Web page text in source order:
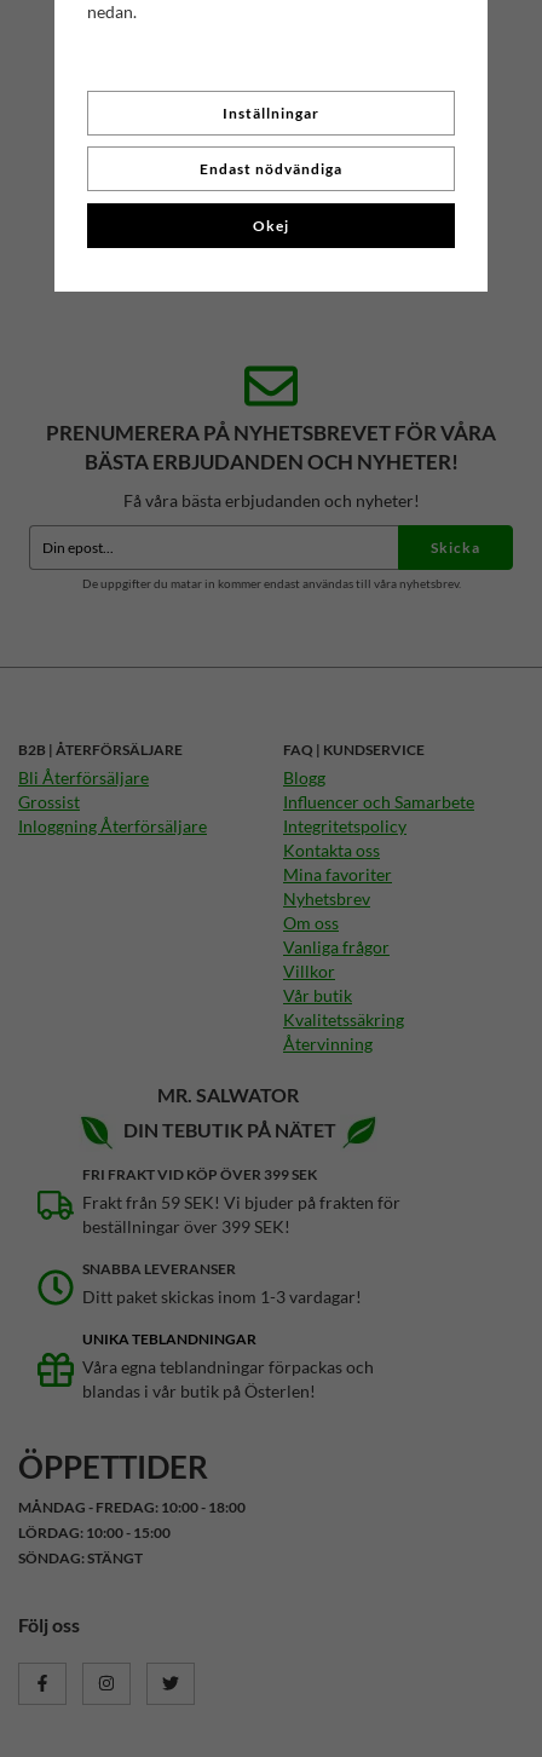
KONTAKTA OSS
Mr. Salwator - Simrishamns Tehandel
Organisationsnummer: 559112-6023
Butik: Storgatan 19, 272 31, Simrishamn
PRENUMERERA PÅ NYHETSBREVET FÖR VÅRA
BÄSTA ERBJUDANDEN OCH NYHETER!
Få våra bästa erbjudanden och nyheter!
Skicka
De uppgifter du matar in kommer endast användas till våra nyhetsbrev.
B2B | ÅTERFÖRSÄLJARE
Bli Återförsäljare
Grossist
Inloggning Återförsäljare
FAQ | KUNDSERVICE
Blogg
Influencer och Samarbete
Integritetspolicy
Kontakta oss
Mina favoriter
Nyhetsbrev
Om oss
Vanliga frågor
Villkor
Vår butik
Kvalitetssäkring
Återvinning
MR. SALWATOR
DIN TEBUTIK PÅ NÄTET
FRI FRAKT VID KÖP ÖVER 399 SEK
Frakt från 59 SEK! Vi bjuder på frakten för
beställningar över 399 SEK!
SNABBA LEVERANSER
Ditt paket skickas inom 1-3 vardagar!
UNIKA TEBLANDNINGAR
Våra egna teblandningar förpackas och
blandas i vår butik på Österlen!
ÖPPETTIDER
MÅNDAG - FREDAG: 10:00 - 18:00
LÖRDAG: 10:00 - 15:00
SÖNDAG: STÄNGT
Följ oss
nedan.
Inställningar
Endast nödvändiga
Okej